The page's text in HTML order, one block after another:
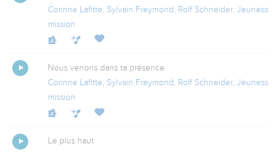
Corinne Lafitte Sylvain Freymond Rolf Schneider
mission
Nous venons dans ta présence
Corinne Lafitte Sylvain Freymond Rolf Schneider
mission
Le plus haut